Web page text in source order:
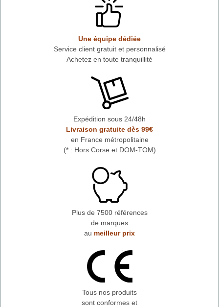
Une équipe dédiée
Service client gratuit et personnalisé
Achetez en toute tranquillité
Expédition sous 24/48h
Livraison gratuite dès 99€
en France métropolitaine
(* : Hors Corse et DOM-TOM)
Plus de 7500 références
de marques
au meilleur prix
Tous nos produits
sont conformes et